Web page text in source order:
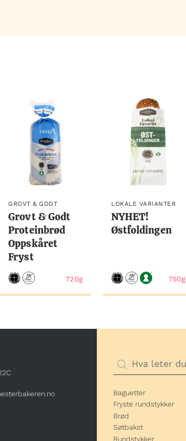
GROVT & GODT
Grovt & Godt
Proteinbrød
Oppskåret
Fryst
720g
LOKALE VARIANTER
NYHET!
Østfoldingen
750g
Baguetter
Fryste rundstykker
Brød
Søtbakst
Rundstykker